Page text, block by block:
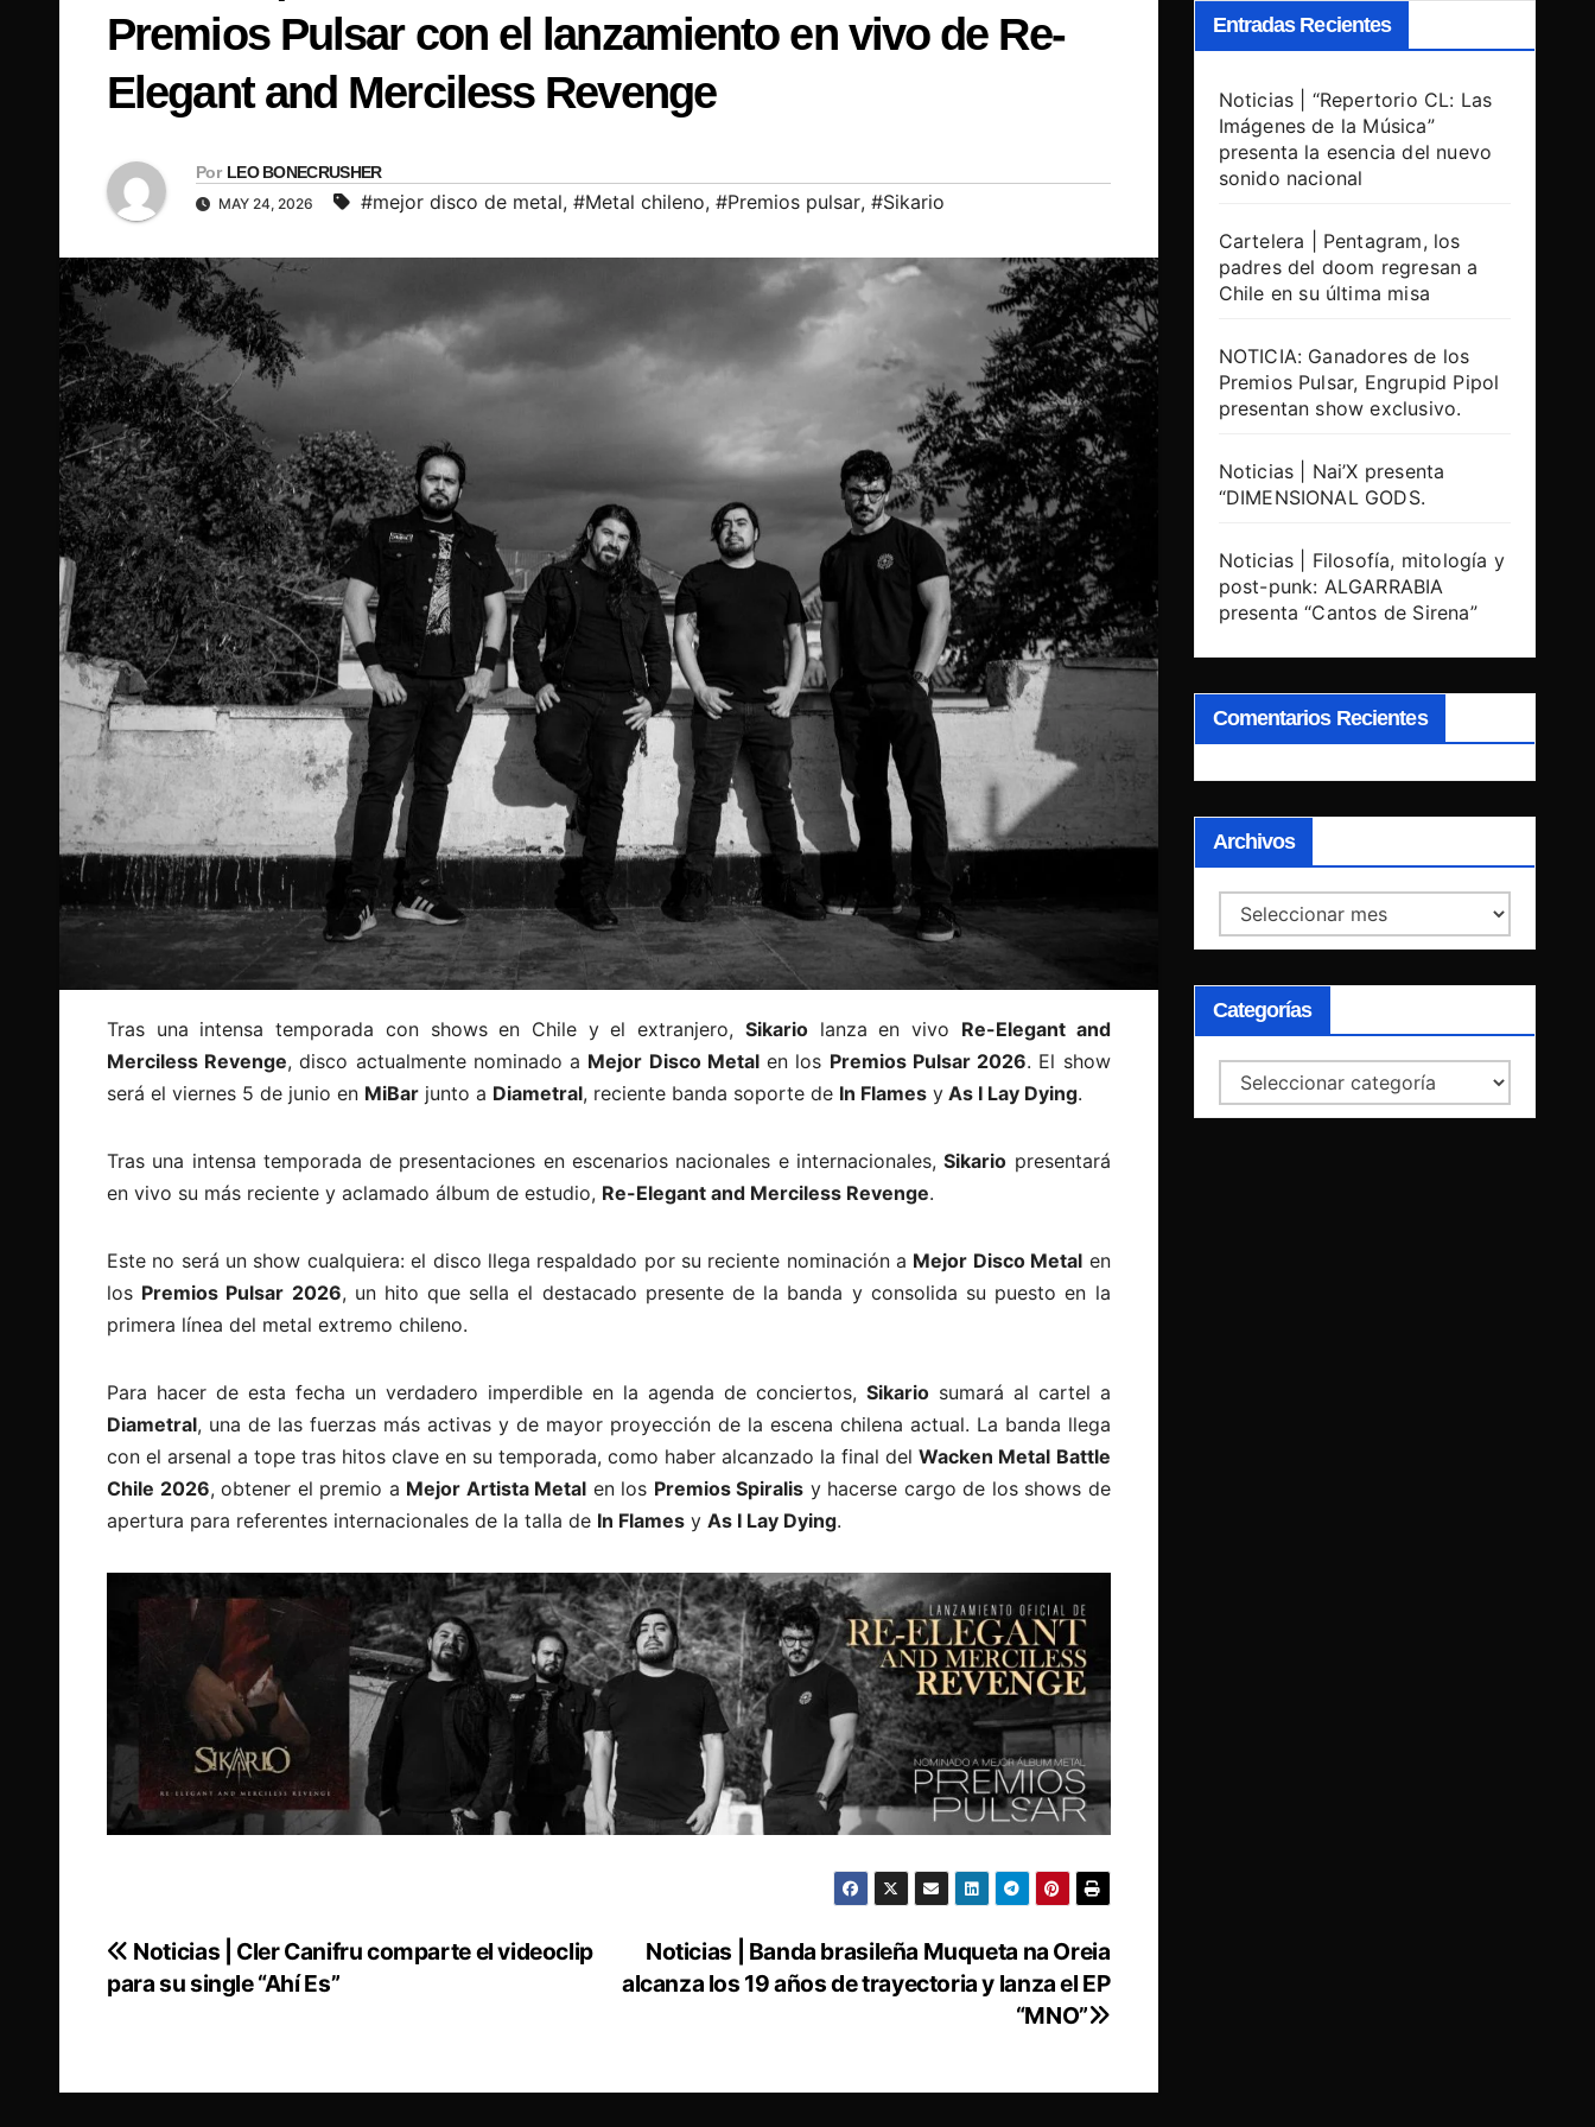
Premios Pulsar con el lanzamiento en vivo de Re-
Elegant and Merciless Revenge
Por LEO BONECRUSHER
MAY 24, 2026 #mejor disco de metal, #Metal chileno, #Premios pulsar, #Sikario
Tras una intensa temporada con shows en Chile y el extranjero, Sikariolanza en vivo Re-Elegant and
Merciless Revenge, disco actualmente nominado a Mejor Disco Metalen los Premios Pulsar 2026. El show
será el viernes 5 de junio en MiBar junto a Diametral, reciente banda soporte de In Flames y As I Lay Dying.
Tras una intensa temporada de presentaciones en escenarios nacionales e internacionales,Sikario presentará
en vivo su más reciente y aclamado álbum de estudio, Re-Elegant and Merciless Revenge.
Este no será un show cualquiera: el disco llega respaldado por su reciente nominación a Mejor Disco Metal en
los Premios Pulsar 2026, un hito que sella el destacado presente de la banda y consolida su puesto en la
primera línea del metal extremo chileno.
Para hacer de esta fecha un verdadero imperdible en la agenda de conciertos, Sikariosumará al cartel a
Diametral, una de las fuerzas más activas y de mayor proyección de la escena chilena actual. La banda llega
con el arsenal a tope tras hitos clave en su temporada, como haber alcanzado la final delWacken Metal Battle
Chile 2026, obtener el premio a Mejor Artista Metal en los Premios Spiralis y hacerse cargo de los shows de
apertura para referentes internacionales de la talla de In Flames y As I Lay Dying.
Navegación
de
Noticias | Banda brasileña Muqueta na Oreia
alcanza los 19 años de trayectoria y lanza el EP
“MNO”
Noticias | Cler Canifru comparte el videoclip
para su single “Ahí Es”
Entradas Recientes
Noticias | “Repertorio CL: Las
Imágenes de la Música”
presenta la esencia del nuevo
sonido nacional
Cartelera | Pentagram, los
padres del doom regresan a
Chile en su última misa
NOTICIA: Ganadores de los
Premios Pulsar, Engrupid Pipol
presentan show exclusivo.
Noticias | Nai’X presenta
“DIMENSIONAL GODS.
Noticias | Filosofía, mitología y
post-punk: ALGARRABIA
presenta “Cantos de Sirena”
Comentarios Recientes
Archivos
Archivos
Categorías
Categorías